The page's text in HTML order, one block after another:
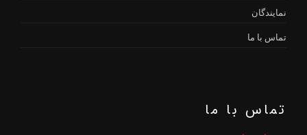
نمایندگان
تماس با ما
تماس با ما